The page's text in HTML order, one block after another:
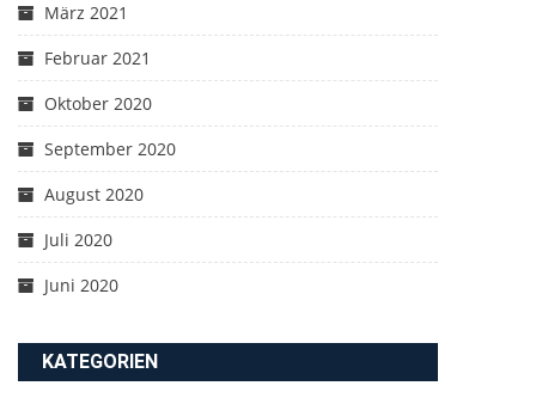
März 2021
Februar 2021
Oktober 2020
September 2020
August 2020
Juli 2020
Juni 2020
KATEGORIEN